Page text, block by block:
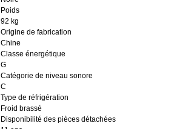
Poids
92 kg
Origine de fabrication
Chine
Classe énergétique
G
Catégorie de niveau sonore
C
Type de réfrigération
Froid brassé
Disponibilité des pièces détachées